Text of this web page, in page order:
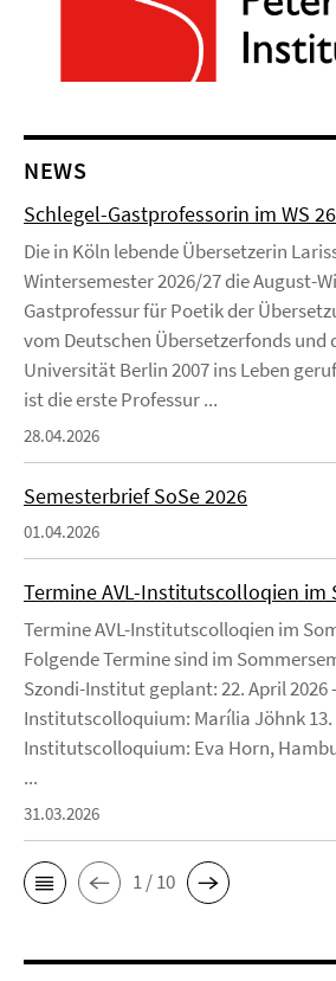
NEWS
Schlegel-Gastprofessorin im WS
Die in Köln lebende Übersetzerin
Wintersemester 2026/27 die August-
Gastprofessur für Poetik der
vom Deutschen Übersetzerfonds und
Universität Berlin 2007 ins Leben
ist die erste Professur ...
28.04.2026
Semesterbrief SoSe 2026
01.04.2026
Termine AVL-Institutscolloqien im
Termine AVL-Institutscolloqien im
Folgende Termine sind im
Szondi-Institut geplant: 22. April 2026
Institutscolloquium: Marília Jöhnk 13.
Institutscolloquium: Eva Horn,
...
31.03.2026
1 / 10